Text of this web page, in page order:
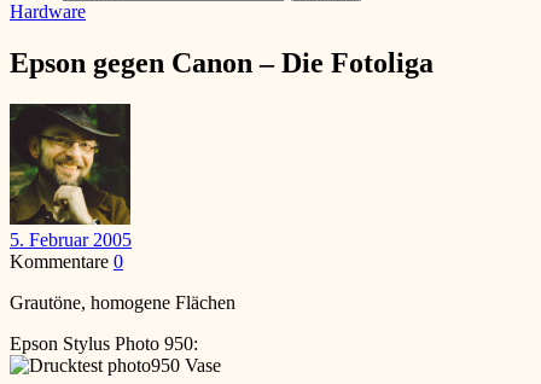
Hardware
Epson gegen Canon – Die Fotoliga
5. Februar 2005
Kommentare 0
Grautöne, homogene Flächen
Epson Stylus Photo 950: